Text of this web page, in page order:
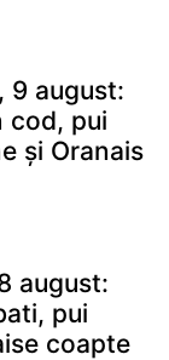
9 august:
cod, pui
și Oranais
august:
pui
coapte